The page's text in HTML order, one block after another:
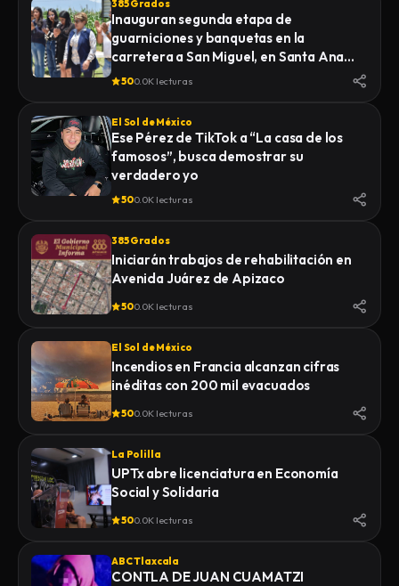
385 Grados
Inauguran segunda etapa de
guarniciones y banquetas en la
carretera a San Miguel, en Santa Ana
Nopalucan
500.0K lecturas
El Sol de México
Ese Pérez de TikTok a “La casa de los
famosos”, busca demostrar su
verdadero yo
500.0K lecturas
385 Grados
Iniciarán trabajos de rehabilitación en
Avenida Juárez de Apizaco
500.0K lecturas
El Sol de México
Incendios en Francia alcanzan cifras
inéditas con 200 mil evacuados
500.0K lecturas
La Polilla
UPTx abre licenciatura en Economía
Social y Solidaria
500.0K lecturas
ABC Tlaxcala
CONTLA DE JUAN CUAMATZI